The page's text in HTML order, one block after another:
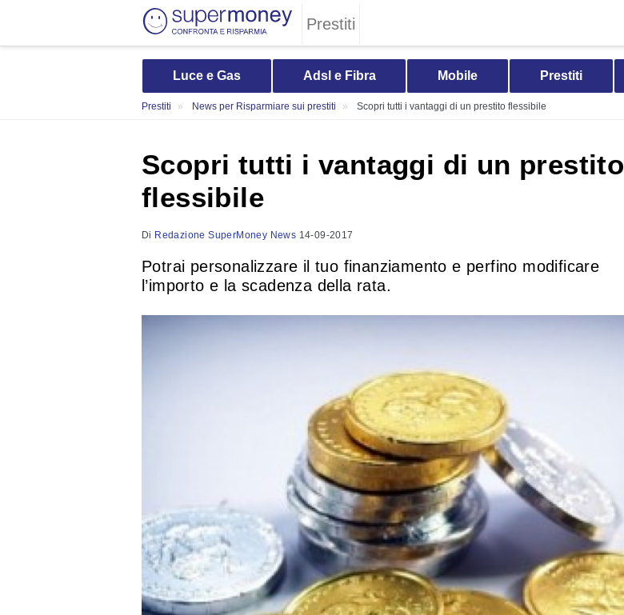
Prestiti
Luce e Gas Adsl e Fibra Mobile Prestiti
Prestiti News per Risparmiare sui prestiti Scopri tutti i vantaggi di un prestito flessibile
Scopri tutti i vantaggi di un prestito
flessibile
Di Redazione SuperMoney News 14-09-2017
Potrai personalizzare il tuo finanziamento e perfino modificare
l’importo e la scadenza della rata.